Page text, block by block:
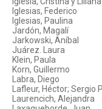
Iglesias, Federico
Iglesias, Paulina
Jardón, Magalí
Jarkowski, Aníbal
Juárez. Laura
Klein, Paula
Korn, Guillermo
Labra, Diego
Lafleur, Héctor;
Laurencich, Alejandra